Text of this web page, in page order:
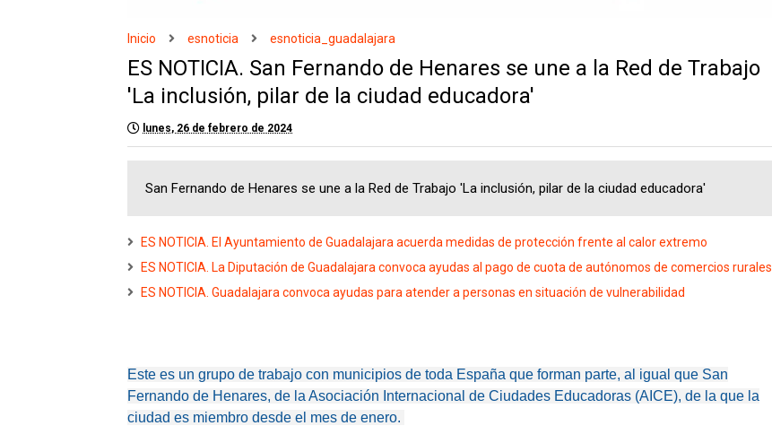
Inicio esnoticia esnoticia_guadalajara
ES NOTICIA. San Fernando de Henares se une a la Red de Trabajo
'La inclusión, pilar de la ciudad educadora'
lunes, 26 de febrero de 2024
San Fernando de Henares se une a la Red de Trabajo 'La inclusión, pilar de la ciudad educadora'
ES NOTICIA. El Ayuntamiento de Guadalajara acuerda medidas de protección frente al calor extremo
ES NOTICIA. La Diputación de Guadalajara convoca ayudas al pago de cuota de autónomos de comercios rurales
ES NOTICIA. Guadalajara convoca ayudas para atender a personas en situación de vulnerabilidad
Este es un grupo de trabajo con municipios de toda España que forman parte, al igual que San
Fernando de Henares, de la Asociación Internacional de Ciudades Educadoras (AICE), de la que la
ciudad es miembro desde el mes de enero.